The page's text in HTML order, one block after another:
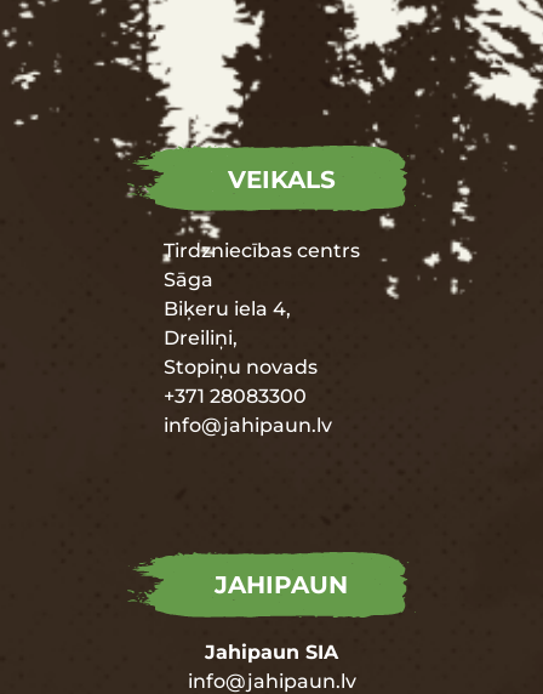
VEIKALS
Tirdzniecības centrs
Sāga
Biķeru iela 4,
Dreiliņi,
Stopiņu novads
+371 28083300
info@jahipaun.lv
JAHIPAUN
Jahipaun SIA
info@jahipaun.lv